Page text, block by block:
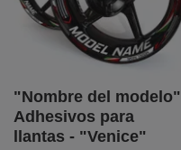
"Nombre del modelo"
Adhesivos para
llantas - "Venice"